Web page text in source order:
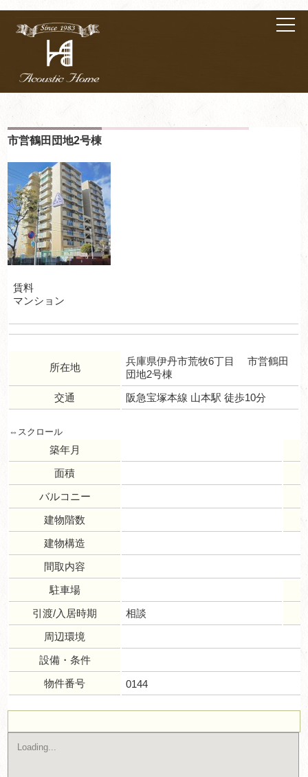
市営鶴田団地2号棟
賃料
マンション
所在地
兵庫県伊丹市荒牧6丁目 市営鶴田
団地2号棟
交通
阪急宝塚本線 山本駅 徒歩10分
築年月
面積
バルコニー
建物階数
建物構造
間取内容
駐車場
引渡/入居時期
相談
周辺環境
設備・条件
物件番号
0144
Loading...